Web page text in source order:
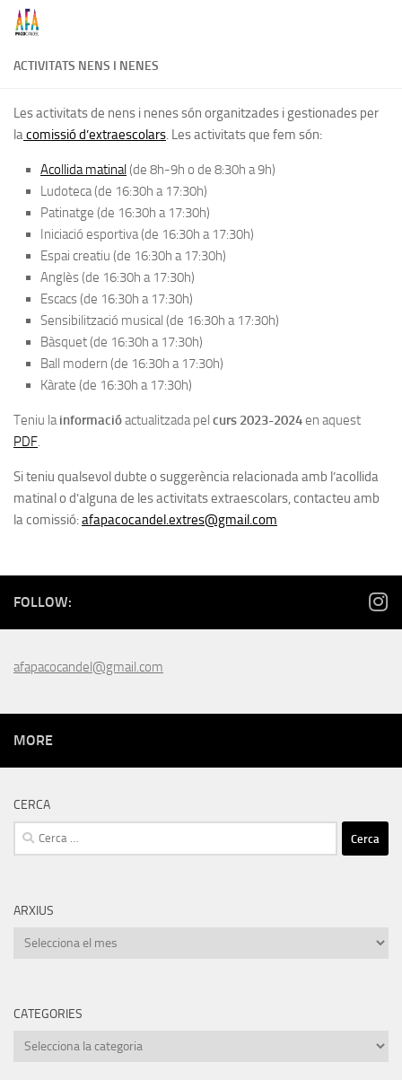
Skip to content
ACTIVITATS NENS I NENES
Les activitats de nens i nenes són organitzades i gestionades per
lacomissió d’extraescolars. Les activitats que fem són:
Acollida matinal(de 8h-9h o de 8:30h a 9h)
Ludoteca (de 16:30h a 17:30h)
Patinatge (de 16:30h a 17:30h)
Iniciació esportiva (de 16:30h a 17:30h)
Espai creatiu (de 16:30h a 17:30h)
Anglès (de 16:30h a 17:30h)
Escacs (de 16:30h a 17:30h)
Sensibilització musical (de 16:30h a 17:30h)
Bàsquet (de 16:30h a 17:30h)
Ball modern (de 16:30h a 17:30h)
Kàrate (de 16:30h a 17:30h)
Teniu lainformacióactualitzada pel curs 2023-2024en aquest
PDF.
Si teniu qualsevol dubte o suggerència relacionada amb l’acollida
matinal o d’alguna de les activitats extraescolars, contacteu amb
la comissió:afapacocandel.extres@gmail.com
FOLLOW:
afapacocandel@gmail.com
MORE
CERCA
Cerca:
ARXIUS
Arxius
CATEGORIES
Categories